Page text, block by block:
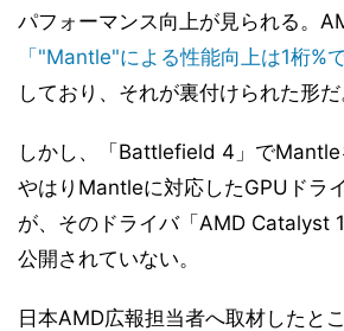
パフォーマンス向上が見られる。
「"Mantle"による性能向上は1桁%
しており、それが裏付けられた形だ
しかし、「Battlefield 4」でMantle
やはりMantleに対応したGPUドラ
が、そのドライバ「AMD Catalyst
公開されていない。
日本AMD広報担当者へ取材したと